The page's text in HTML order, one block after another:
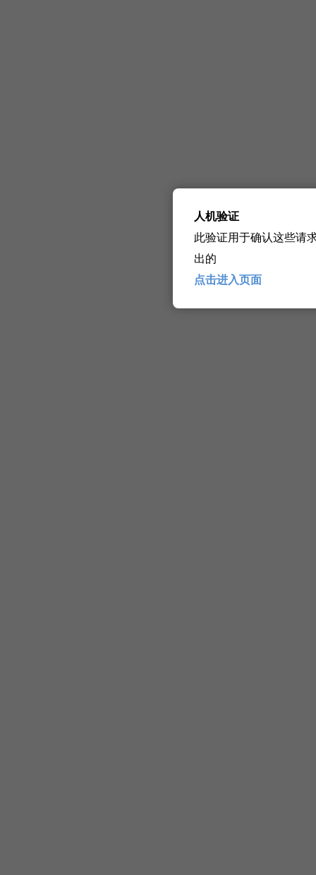
人机验证
此验证用于确认这些请
出的
点击进入页面